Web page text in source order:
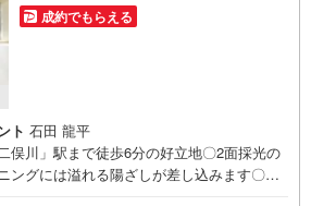
成約でもらえる
ト 石田 龍平
俣川」駅まで徒歩6分の好立地〇2面採光の
ングには溢れる陽ざしが差し込みます〇リ